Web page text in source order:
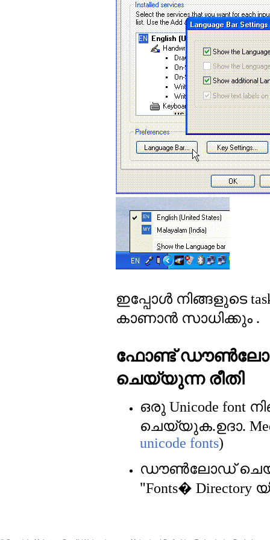
ഇപ്പോള്‍ നിങ്ങളുടെ
കാണാന്‍ സാധിക്കും .
ഫോണ്ട്
ചെയ്യുന്ന രീതി
ഒരു Unicode font
ചെയ്യുക.ഉദാ.
unicode fonts)
ഡൗണ്‍ലോഡ്
"Fonts� Directory